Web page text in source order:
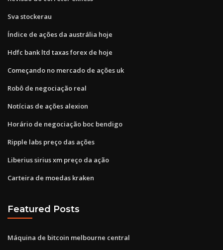
Sva stockerau
Índice de ações da austrália hoje
Hdfc bank ltd taxas forex de hoje
Começando no mercado de ações uk
Robô de negociação real
Notícias de ações alexion
Horário de negociação boc bendigo
Ripple labs preço das ações
Liberius sirius xm preço da ação
Carteira de moedas kraken
Featured Posts
Máquina de bitcoin melbourne central